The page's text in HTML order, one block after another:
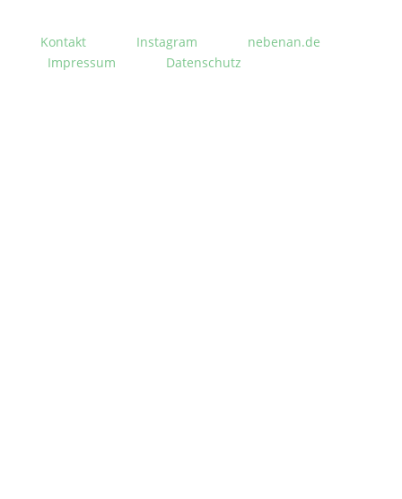
Kontakt Instagram
nebenan.de
Impressum
Datenschutz